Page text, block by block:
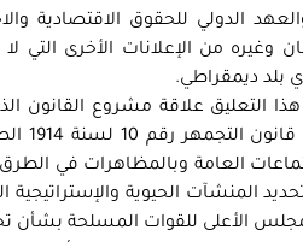
الدولي للحقوق الاقتصادية
وغيره من الإعلانات الأخرى
بلد ديمقراطي.
التعليق علاقة مشروع القانون
الأعلى للقوات المسلحة بشأن